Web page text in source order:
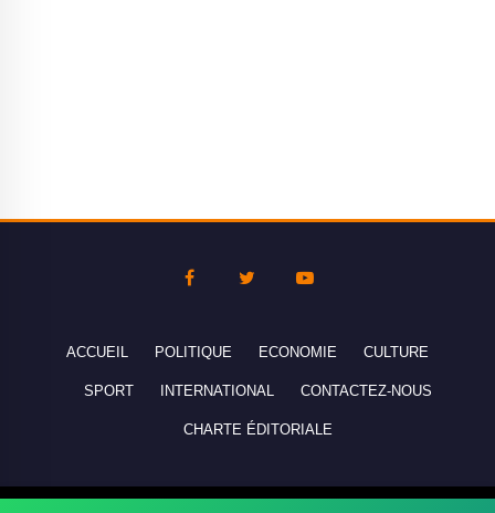
ACCUEIL POLITIQUE ECONOMIE CULTURE
SPORT INTERNATIONAL CONTACTEZ-NOUS
CHARTE ÉDITORIALE